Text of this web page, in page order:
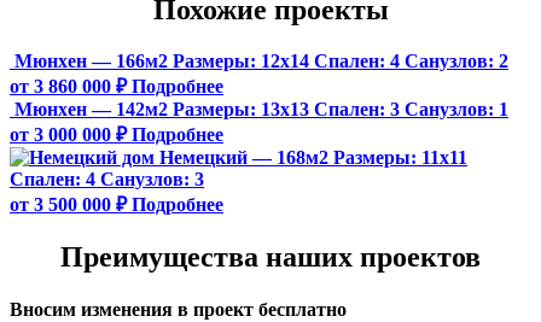
Похожие проекты
Мюнхен — 166м2 Размеры: 12х14 Спален: 4 Санузлов: 2
от 3 860 000 ₽ Подробнее
Мюнхен — 142м2 Размеры: 13х13 Спален: 3 Санузлов: 1
от 3 000 000 ₽ Подробнее
Немецкий — 168м2 Размеры: 11х11
Спален: 4 Санузлов: 3
от 3 500 000 ₽ Подробнее
Преимущества наших проектов
Вносим изменения в проект бесплатно